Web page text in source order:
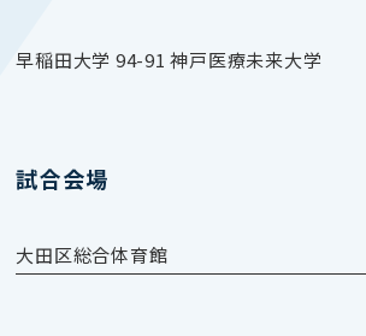
早稲田大学 94-91 神戸医療未来大学
試合会場
大田区総合体育館